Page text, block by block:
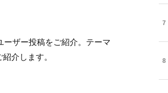
ザー投稿をご紹介。テーマ
介します。
7
8